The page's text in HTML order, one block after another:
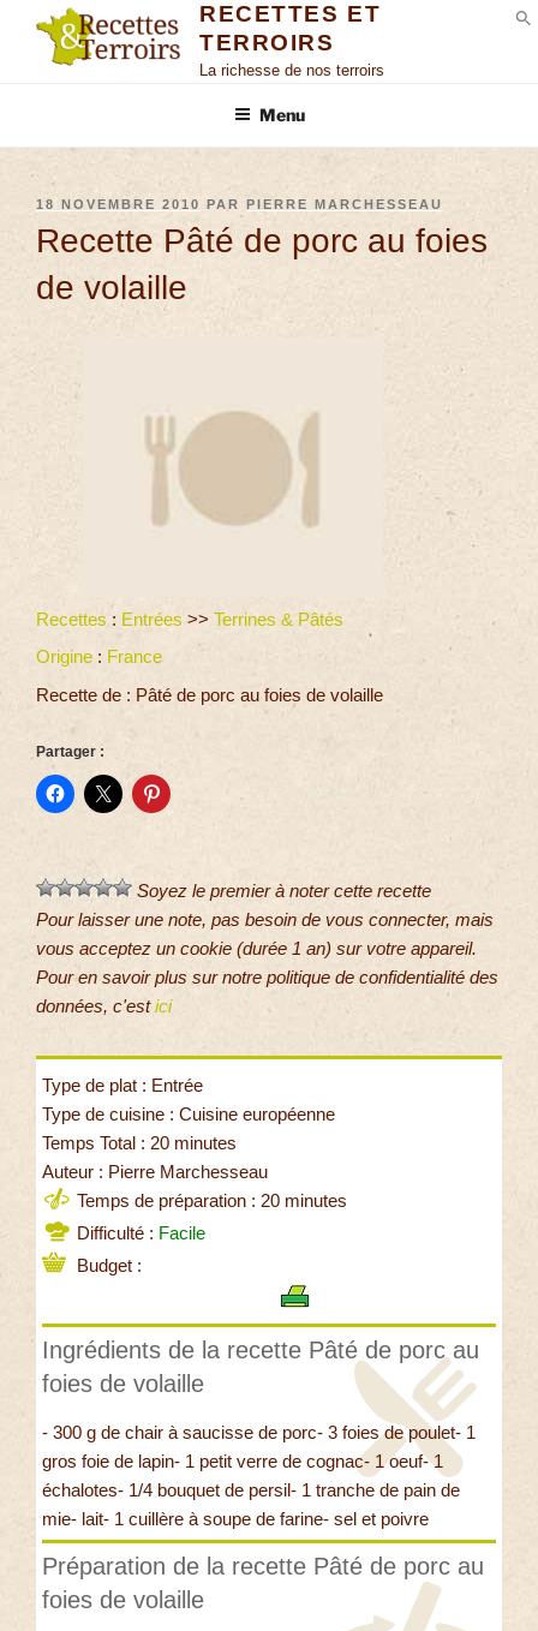
RECETTES ET
TERROIRS
La richesse de nos terroirs
Menu
18 NOVEMBRE 2010 PAR PIERRE MARCHESSEAU
Recette Pâté de porc au foies
de volaille
Recettes : Entrées >> Terrines & Pâtés
Origine : France
Recette de : Pâté de porc au foies de volaille
Partager :
Soyez le premier à noter cette recette
Pour laisser une note, pas besoin de vous connecter, mais
vous acceptez un cookie (durée 1 an) sur votre appareil.
Pour en savoir plus sur notre politique de confidentialité des
données, c'estici
Type de plat : Entrée
Type de cuisine : Cuisine européenne
Temps Total : 20 minutes
Auteur : Pierre Marchesseau
Temps de préparation : 20 minutes
Difficulté : Facile
Budget :
Ingrédients de la recette Pâté de porc au
foies de volaille
- 300 g de chair à saucisse de porc- 3 foies de poulet- 1
gros foie de lapin- 1 petit verre de cognac- 1 oeuf- 1
échalotes- 1/4 bouquet de persil- 1 tranche de pain de
mie- lait- 1 cuillère à soupe de farine- sel et poivre
Préparation de la recette Pâté de porc au
foies de volaille